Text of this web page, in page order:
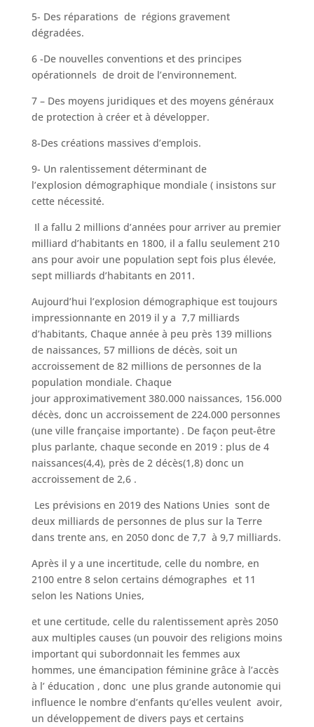
5- Des réparations de régions gravement
dégradées.
6 -De nouvelles conventions et des principes
opérationnels de droit de l’environnement.
7 – Des moyens juridiques et des moyens généraux
de protection à créer et à développer.
8-Des créations massives d’emplois.
9- Un ralentissement déterminant de
l’explosion démographique mondiale ( insistons sur
cette nécessité.
Il a fallu 2 millions d’années pour arriver au premier
milliard d’habitants en 1800, il a fallu seulement 210
ans pour avoir une population sept fois plus élevée,
sept milliards d’habitants en 2011.
Aujourd’hui l’explosion démographique est toujours
impressionnante en 2019 il y a 7,7 milliards
d’habitants, Chaque année à peu près 139 millions
de naissances, 57 millions de décès, soit un
accroissement de 82 millions de personnes de la
population mondiale. Chaque
jour approximativement 380.000 naissances, 156.000
décès, donc un accroissement de 224.000 personnes
(une ville française importante) . De façon peut-être
plus parlante, chaque seconde en 2019 : plus de 4
naissances(4,4), près de 2 décès(1,8) donc un
accroissement de 2,6 .
Les prévisions en 2019 des Nations Unies sont de
deux milliards de personnes de plus sur la Terre
dans trente ans, en 2050 donc de 7,7 à 9,7 milliards.
Après il y a une incertitude, celle du nombre, en
2100 entre 8 selon certains démographes et 11
selon les Nations Unies,
et une certitude, celle du ralentissement après 2050
aux multiples causes (un pouvoir des religions moins
important qui subordonnait les femmes aux
hommes, une émancipation féminine grâce à l’accès
à l’ éducation , donc une plus grande autonomie qui
influence le nombre d’enfants qu’elles veulent avoir,
un développement de divers pays et certains